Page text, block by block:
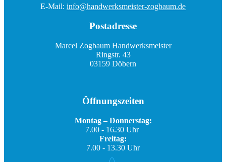
E-Mail: info@handwerksmeister-zogbaum.de
Postadresse
Marcel Zogbaum Handwerksmeister
Ringstr. 43
03159 Döbern
Öffnungszeiten
Montag – Donnerstag:
7.00 - 16.30 Uhr
Freitag:
7.00 - 13.30 Uhr